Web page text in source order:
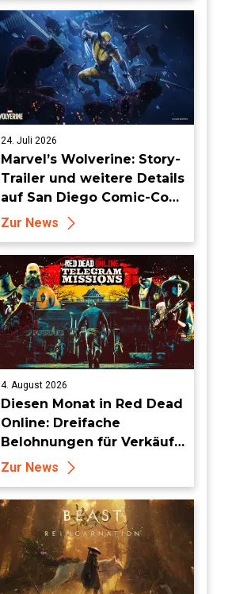
24. Juli 2026
Marvel’s Wolverine: Story-
Trailer und weitere Details
auf San Diego Comic-Con
enthüllt
Zur News
4. August 2026
Diesen Monat in Red Dead
Online: Dreifache
Belohnungen für Verkäufe
von Sammlersätzen und
das Entdecken von
Sammlerstücken, in
Telegramm-Missionen
und mehr
Zur News